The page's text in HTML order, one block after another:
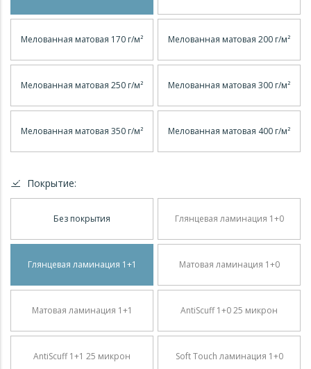
Мелованная матовая 170 г/м² Мелованная матовая 200 г/м²
Мелованная матовая 250 г/м² Мелованная матовая 300 г/м²
Мелованная матовая 350 г/м² Мелованная матовая 400 г/м²
Покрытие:
Без покрытия Глянцевая ламинация 1+0
Глянцевая ламинация 1+1 Матовая ламинация 1+0
Матовая ламинация 1+1 AntiScuff 1+0 25 микрон
AntiScuff 1+1 25 микрон Soft Touch ламинация 1+0